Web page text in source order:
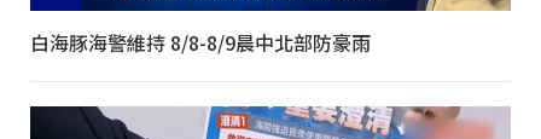
白海豚海警維持 8/8-8/9晨中北部防豪雨